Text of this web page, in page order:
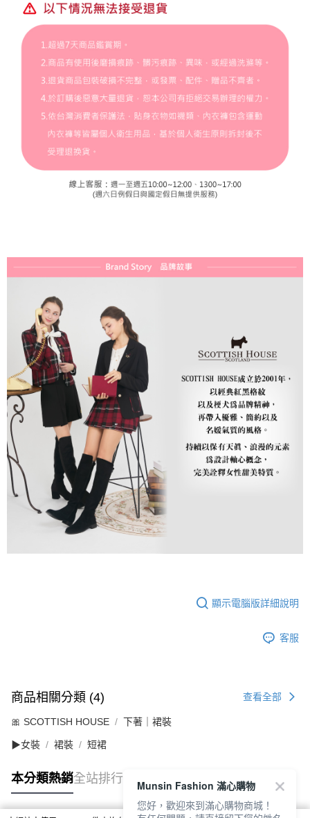
顯示電腦版詳細說明
客服
商品相關分類 (4) 查看全部
🎀 SCOTTISH HOUSE 下著｜裙裝
▶女裝 裙裝 短裙
本分類熱銷全站排行
Munsin Fashion 滿心購物
您好，歡迎來到滿心購物商城！